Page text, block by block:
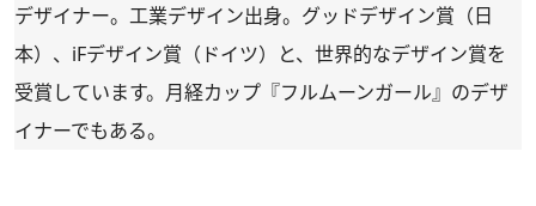
デザイナー。工業デザイン出身。グッドデザイン賞（日
本）、iFデザイン賞（ドイツ）と、世界的なデザイン賞を
受賞しています。月経カップ『フルムーンガール』のデザ
イナーでもある。